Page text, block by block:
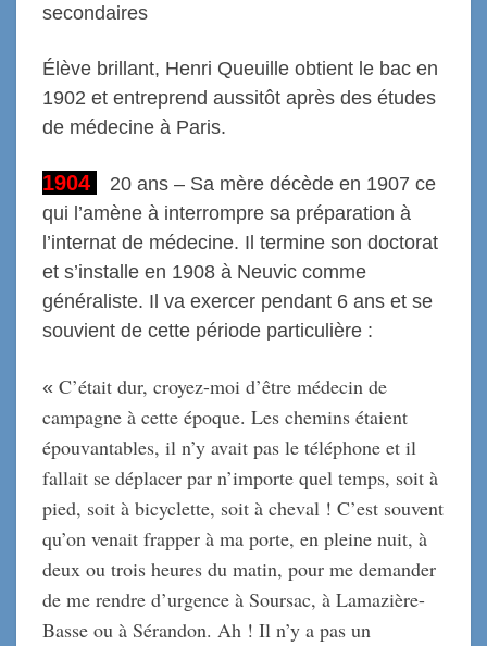
secondaires
Élève brillant, Henri Queuille obtient le bac en
1902 et entreprend aussitôt après des études
de médecine à Paris.
1904
20 ans – Sa mère décède en 1907 ce
qui l’amène à interrompre sa préparation à
l’internat de médecine. Il termine son doctorat
et s’installe en 1908 à Neuvic comme
généraliste. Il va exercer pendant 6 ans et se
souvient de cette période particulière :
« C’était dur, croyez-moi d’être médecin de
campagne à cette époque. Les chemins étaient
épouvantables, il n’y avait pas le téléphone et il
fallait se déplacer par n’importe quel temps, soit à
pied, soit à bicyclette, soit à cheval ! C’est souvent
qu’on venait frapper à ma porte, en pleine nuit, à
deux ou trois heures du matin, pour me demander
de me rendre d’urgence à Soursac, à Lamazière-
Basse ou à Sérandon. Ah ! Il n’y a pas un